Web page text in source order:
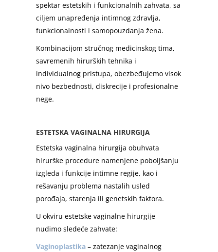
spektar estetskih i funkcionalnih zahvata, sa
ciljem unapređenja intimnog zdravlja,
funkcionalnosti i samopouzdanja žena.
Kombinacijom stručnog medicinskog tima,
savremenih hirurških tehnika i
individualnog pristupa, obezbeđujemo visok
nivo bezbednosti, diskrecije i profesionalne
nege.
ESTETSKA VAGINALNA HIRURGIJA
Estetska vaginalna hirurgija obuhvata
hirurške procedure namenjene poboljšanju
izgleda i funkcije intimne regije, kao i
rešavanju problema nastalih usled
porođaja, starenja ili genetskih faktora.
U okviru estetske vaginalne hirurgije
nudimo sledeće zahvate:
Vaginoplastika – zatezanje vaginalnog